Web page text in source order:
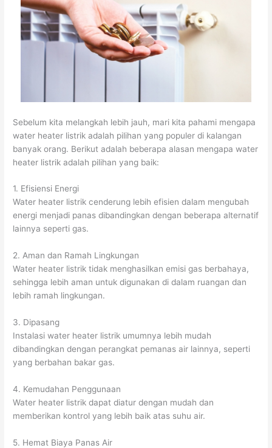
Sebelum kita melangkah lebih jauh, mari kita pahami mengapa
water heater listrik adalah pilihan yang populer di kalangan
banyak orang. Berikut adalah beberapa alasan mengapa water
heater listrik adalah pilihan yang baik:
1. Efisiensi Energi
Water heater listrik cenderung lebih efisien dalam mengubah
energi menjadi panas dibandingkan dengan beberapa alternatif
lainnya seperti gas.
2. Aman dan Ramah Lingkungan
Water heater listrik tidak menghasilkan emisi gas berbahaya,
sehingga lebih aman untuk digunakan di dalam ruangan dan
lebih ramah lingkungan.
3. Dipasang
Instalasi water heater listrik umumnya lebih mudah
dibandingkan dengan perangkat pemanas air lainnya, seperti
yang berbahan bakar gas.
4. Kemudahan Penggunaan
Water heater listrik dapat diatur dengan mudah dan
memberikan kontrol yang lebih baik atas suhu air.
5. Hemat Biaya Panas Air